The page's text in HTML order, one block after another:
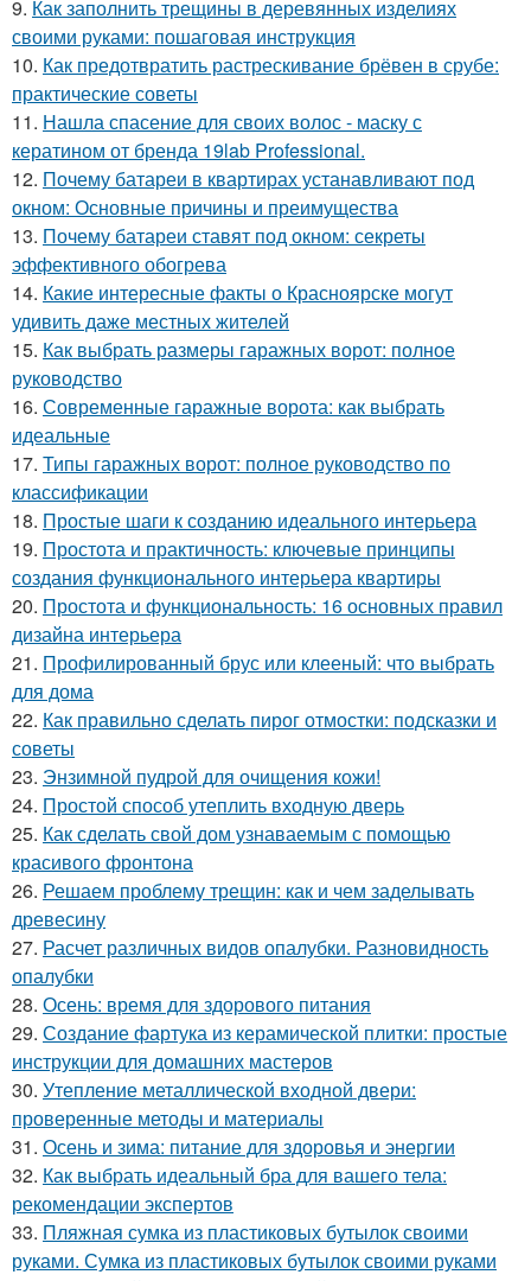
9. Как заполнить трещины в деревянных изделиях
своими руками: пошаговая инструкция
10. Как предотвратить растрескивание брёвен в срубе:
практические советы
11. Нашла спасение для своих волос - маску с
кератином от бренда 19lab Professional.
12. Почему батареи в квартирах устанавливают под
окном: Основные причины и преимущества
13. Почему батареи ставят под окном: секреты
эффективного обогрева
14. Какие интересные факты о Красноярске могут
удивить даже местных жителей
15. Как выбрать размеры гаражных ворот: полное
руководство
16. Современные гаражные ворота: как выбрать
идеальные
17. Типы гаражных ворот: полное руководство по
классификации
18. Простые шаги к созданию идеального интерьера
19. Простота и практичность: ключевые принципы
создания функционального интерьера квартиры
20. Простота и функциональность: 16 основных правил
дизайна интерьера
21. Профилированный брус или клееный: что выбрать
для дома
22. Как правильно сделать пирог отмостки: подсказки и
советы
23. Энзимной пудрой для очищения кожи!
24. Простой способ утеплить входную дверь
25. Как сделать свой дом узнаваемым с помощью
красивого фронтона
26. Решаем проблему трещин: как и чем заделывать
древесину
27. Расчет различных видов опалубки. Разновидность
опалубки
28. Осень: время для здорового питания
29. Создание фартука из керамической плитки: простые
инструкции для домашних мастеров
30. Утепление металлической входной двери:
проверенные методы и материалы
31. Осень и зима: питание для здоровья и энергии
32. Как выбрать идеальный бра для вашего тела:
рекомендации экспертов
33. Пляжная сумка из пластиковых бутылок своими
руками. Сумка из пластиковых бутылок своими руками